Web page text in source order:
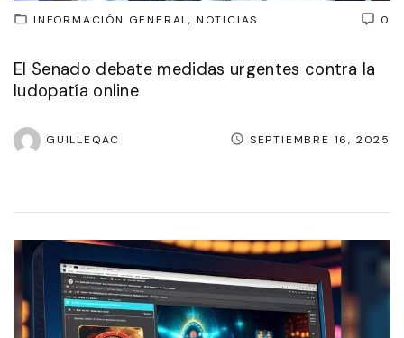
0
INFORMACIÓN GENERAL NOTICIAS
El Senado debate medidas urgentes contra la
ludopatía online
GUILLEQAC SEPTIEMBRE 16, 2025